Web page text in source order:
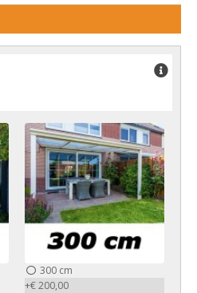
300 cm
+€ 200,00